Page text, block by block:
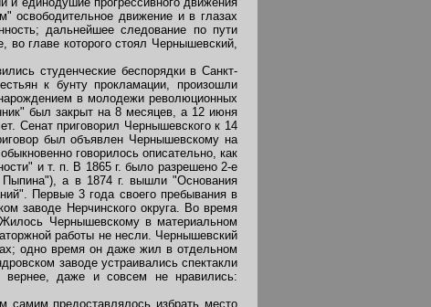
освободительное движение и в глазах
дальнейшее следование по пути
во главе которого стоял Чернышевский,
студенческие беспорядки в Санкт-
к бунту прокламации, произошли
в молодежи революционных
был закрыт на 8 месяцев, а 12 июня
Сенат приговорил Чернышевского к 14
был объявлен Чернышевскому на
говорилось описательно, как
и т. п. В 1865 г. было разрешено 2-е
Пыпина"), а в 1874 г. вышли "Основания
Первые 3 года своего пребывания в
заводе Нерчинского округа. Во время
Чернышевскому в материальном
работы не несли. Чернышевский
одно время он даже жил в отдельном
заводе устраивались спектакли
даже и совсем не нравились:
самим предоставлялось избрать место